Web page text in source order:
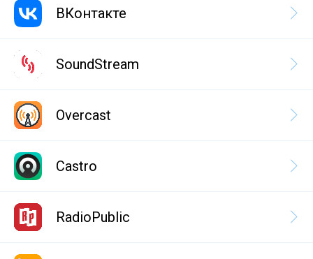
ВКонтакте
SoundStream
Overcast
Castro
RadioPublic